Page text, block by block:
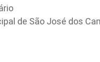
de São José dos